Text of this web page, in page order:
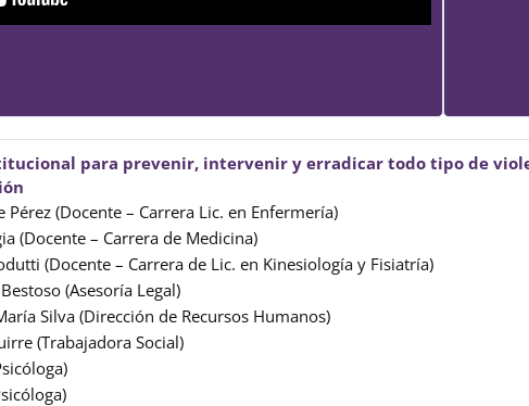
para prevenir, intervenir y erradicar todo tipo de
Pérez (Docente – Carrera Lic. en Enfermería)
(Docente – Carrera de Medicina)
(Docente – Carrera de Lic. en Kinesiología y Fisiatría)
(Asesoría Legal)
Silva (Dirección de Recursos Humanos)
(Trabajadora Social)